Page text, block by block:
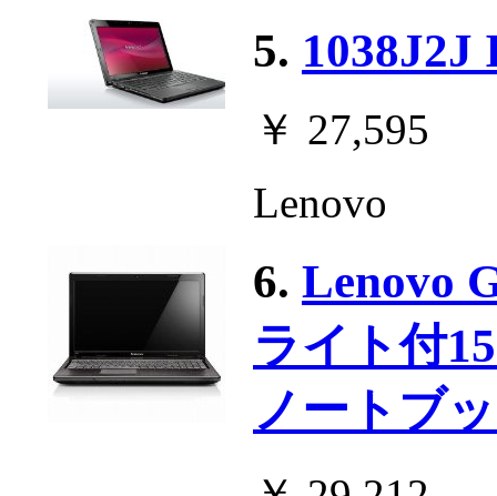
5. 1038J2J
￥ 27,595
Lenovo
6. Lenovo
ライト付
ノートブ